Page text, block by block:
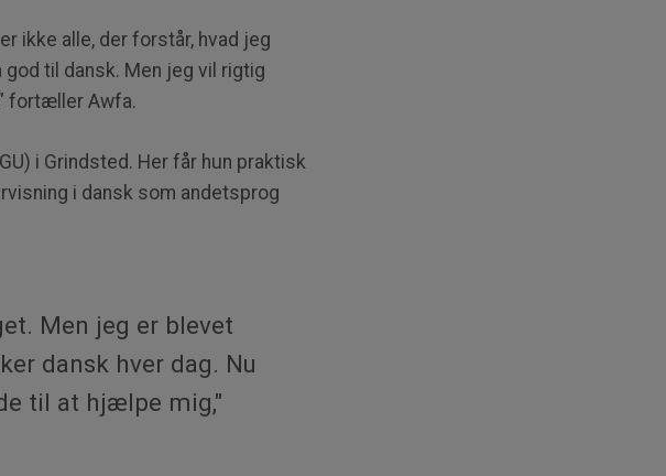
ikke alle, der forstår, hvad jeg
til dansk. Men jeg vil rigtig
fortæller Awfa.
i Grindsted. Her får hun praktisk
i dansk som andetsprog
Men jeg er blevet
dansk hver dag. Nu
til at hjælpe mig,"